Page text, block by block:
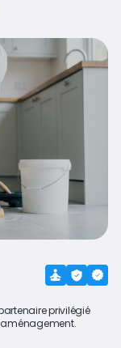
privilégié